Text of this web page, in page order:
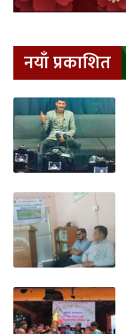
नयाँ प्रकाशित